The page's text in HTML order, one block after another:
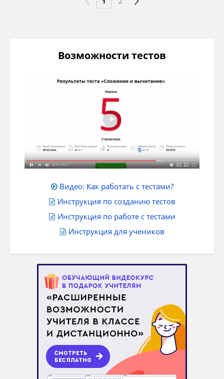
Возможности тестов
Видео: Как работать с тестами?
Инструкция по созданию тестов
Инструкция по работе с тестами
Инструкция для учеников